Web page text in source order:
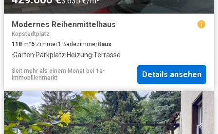
Modernes Reihenmittelhaus
Kopstadtplatz
118 m²5 Zimmer1 BadezimmerHaus
·Garten·Parkplatz·Heizung·Terrasse
Seit mehr als einem Monat bei 1a-
Immobilienmarkt
Details ansehen